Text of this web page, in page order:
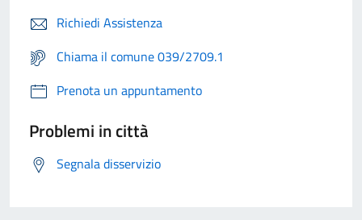
Richiedi Assistenza
Chiama il comune 039/2709.1
Prenota un appuntamento
Problemi in città
Segnala disservizio